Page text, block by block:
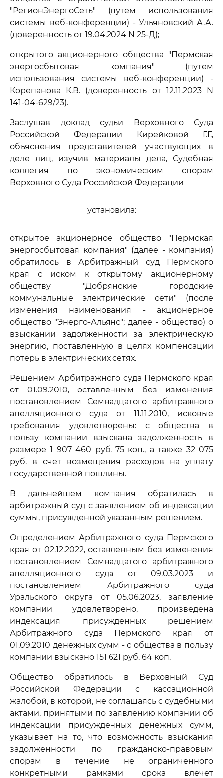
"РегионЭнергоСеть" (путем использования
системы веб-конференции) - Ульяновский А.А.
(доверенность от 19.04.2024 N 25-Д);
открытого акционерного общества "Пермская
энергосбытовая компания" (путем
использования системы веб-конференции) -
Корепанова К.В. (доверенность от 12.11.2023 N
141-04-629/23).
Заслушав доклад судьи Верховного Суда
Российской Федерации Кирейковой Г.Г.,
объяснения представителей участвующих в
деле лиц, изучив материалы дела, Судебная
коллегия по экономическим спорам
Верховного Суда Российской Федерации
установила:
открытое акционерное общество "Пермская
энергосбытовая компания" (далее - компания)
обратилось в Арбитражный суд Пермского
края с иском к открытому акционерному
обществу "Добрянские городские
коммунальные электрические сети" (после
изменения наименования - акционерное
общество "Энерго-Альянс"; далее - общество) о
взыскании задолженности за электрическую
энергию, поставленную в целях компенсации
потерь в электрических сетях.
Решением Арбитражного суда Пермского края
от 01.09.2010, оставленным без изменения
постановлением Семнадцатого арбитражного
апелляционного суда от 11.11.2010, исковые
требования удовлетворены: с общества в
пользу компании взыскана задолженность в
размере 1 907 460 руб. 75 коп., а также 32 075
руб. в счет возмещения расходов на уплату
государственной пошлины.
В дальнейшем компания обратилась в
арбитражный суд с заявлением об индексации
суммы, присужденной указанным решением.
Определением Арбитражного суда Пермского
края от 02.12.2022, оставленным без изменения
постановлением Семнадцатого арбитражного
апелляционного суда от 09.03.2023 и
постановлением Арбитражного суда
Уральского округа от 05.06.2023, заявление
компании удовлетворено, произведена
индексация присужденных решением
Арбитражного суда Пермского края от
01.09.2010 денежных сумм - с общества в пользу
компании взыскано 151 621 руб. 64 коп.
Общество обратилось в Верховный Суд
Российской Федерации с кассационной
жалобой, в которой, не соглашаясь с судебными
актами, принятыми по заявлению компании об
индексации присужденных денежных сумм,
указывает на то, что возможность взыскания
задолженности по гражданско-правовым
спорам в течение не ограниченного
конкретными рамками срока влечет